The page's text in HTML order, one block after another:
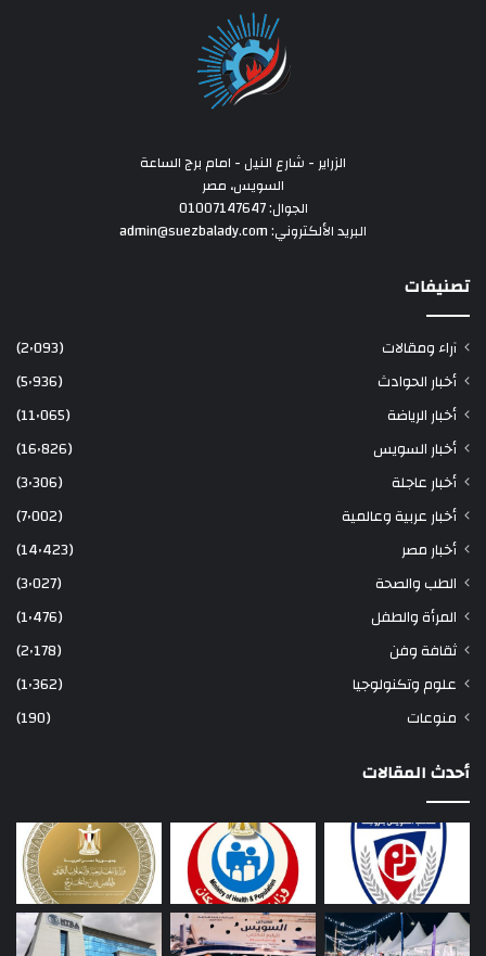
الزراير - شارع النيل - امام برج الساعة
السويس، مصر
الجوال: 01007147647
البريد الألكتروني: admin@suezbalady.com
تصنيفات
آراء ومقالات
(2٬093)
أخبار الحوادث
(5٬936)
أخبار الرياضة
(11٬065)
أخبار السويس
(16٬826)
أخبار عاجلة
(3٬306)
أخبار عربية وعالمية
(7٬002)
أخبار مصر
(14٬423)
الطب والصحة
(3٬027)
المرأة والطفل
(1٬476)
ثقافة وفن
(2٬178)
علوم وتكنولوجيا
(1٬362)
منوعات
(190)
أحدث المقالات